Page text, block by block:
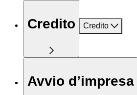
Credito Credito
Avvio d’impresa